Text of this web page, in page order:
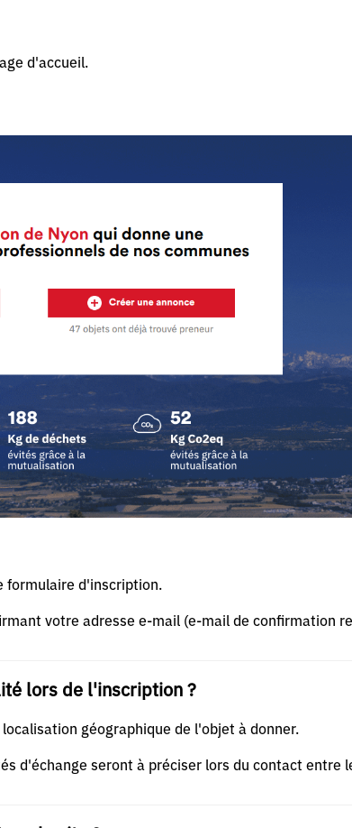
d'accueil.
formulaire d'inscription.
votre adresse e-mail (e-mail de confirmation
lors de l'inscription ?
géographique de l'objet à donner.
d'échange seront à préciser lors du contact entre